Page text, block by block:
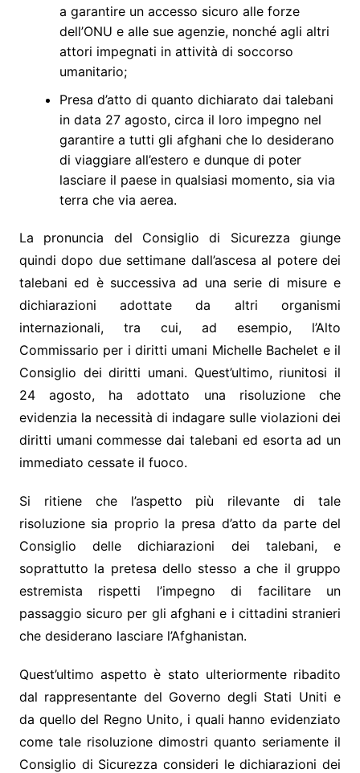
a garantire un accesso sicuro alle forze
dell’ONU e alle sue agenzie, nonché agli altri
attori impegnati in attività di soccorso
umanitario;
Presa d’atto di quanto dichiarato dai talebani
in data 27 agosto, circa il loro impegno nel
garantire a tutti gli afghani che lo desiderano
di viaggiare all’estero e dunque di poter
lasciare il paese in qualsiasi momento, sia via
terra che via aerea.
La pronuncia del Consiglio di Sicurezza giunge
quindi dopo due settimane dall’ascesa al potere dei
talebani ed è successiva ad una serie di misure e
dichiarazioni adottate da altri organismi
internazionali, tra cui, ad esempio, l’Alto
Commissario per i diritti umani Michelle Bachelet e il
Consiglio dei diritti umani. Quest’ultimo, riunitosi il
24 agosto, ha adottato una risoluzione che
evidenzia la necessità di indagare sulle violazioni dei
diritti umani commesse dai talebani ed esorta ad un
immediato cessate il fuoco.
Si ritiene che l’aspetto più rilevante di tale
risoluzione sia proprio la presa d’atto da parte del
Consiglio delle dichiarazioni dei talebani, e
soprattutto la pretesa dello stesso a che il gruppo
estremista rispetti l’impegno di facilitare un
passaggio sicuro per gli afghani e i cittadini stranieri
che desiderano lasciare l’Afghanistan.
Quest’ultimo aspetto è stato ulteriormente ribadito
dal rappresentante del Governo degli Stati Uniti e
da quello del Regno Unito, i quali hanno evidenziato
come tale risoluzione dimostri quanto seriamente il
Consiglio di Sicurezza consideri le dichiarazioni dei